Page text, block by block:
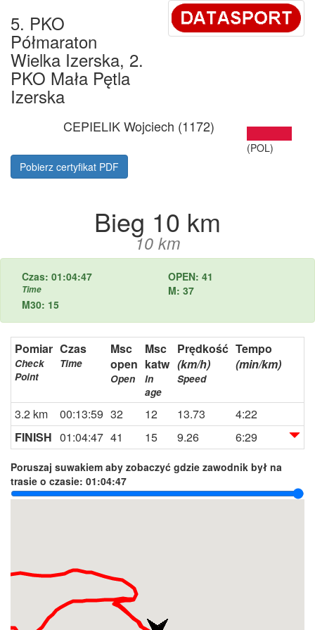
5. PKO
Półmaraton
Wielka Izerska, 2.
PKO Mała Pętla
Izerska
CEPIELIK Wojciech (1172)
(POL)
Pobierz certyfikat PDF
Bieg 10 km
10 km
Czas: 01:04:47
Time
OPEN: 41
M: 37
M30: 15
Pomiar
Check
Point
Czas
Time
Msc
open
Open
Msc
katw
In
age
Prędkość
(km/h)
Speed
Tempo
(min/km)
3.2 km 00:13:59 32 12 13.73
4:22
FINISH 01:04:47 41 15 9.26 6:29
Poruszaj suwakiem aby zobaczyć gdzie zawodnik był na
trasie o czasie: 01:04:47